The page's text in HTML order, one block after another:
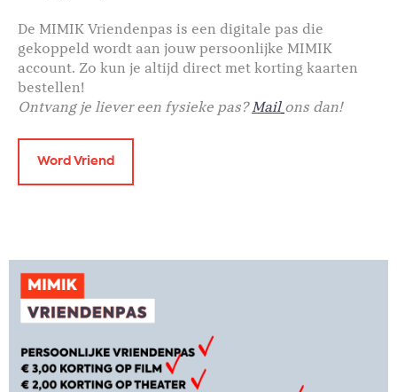
De MIMIK Vriendenpas is een digitale pas die
gekoppeld wordt aan jouw persoonlijke MIMIK
account. Zo kun je altijd direct met korting kaarten
bestellen!
Ontvang je liever een fysieke pas?Mail ons dan!
Word Vriend